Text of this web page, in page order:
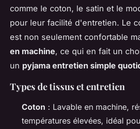
comme le coton, le satin et le
pour leur facilité d'entretien. Le
est non seulement confortable
en machine, ce qui en fait un
un pyjama entretien simple
Types de tissus et entretien
Coton : Lavable en machine,
températures élevées, idéal